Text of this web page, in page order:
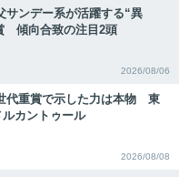
サンデー系が活躍する“異
傾向合致の注目2頭
2026/08/06
代重賞で示した力は本物 東
カントゥール
2026/08/08